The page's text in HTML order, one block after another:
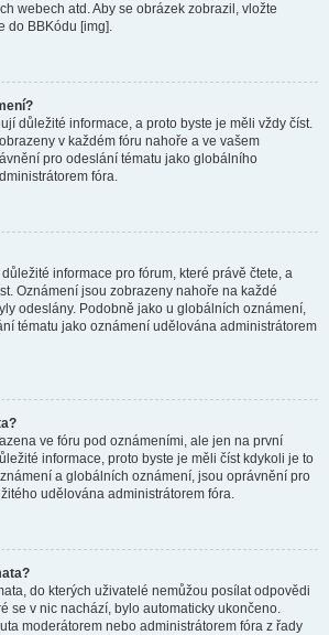
webech atd. Aby se obrázek zobrazil, vložte
do BBKódu [img].
důležité informace, a proto byste je měli vždy číst.
v každém fóru nahoře a ve vašem
pro odeslání tématu jako globálního
fóra.
informace pro fórum, které právě čtete, a
Oznámení jsou zobrazeny nahoře na každé
odeslány. Podobně jako u globálních oznámení,
tématu jako oznámení udělována administrátorem
ve fóru pod oznámeními, ale jen na první
informace, proto byste je měli číst kdykoli je to
a globálních oznámení, jsou oprávnění pro
udělována administrátorem fóra.
do kterých uživatelé nemůžou posílat odpovědi
se v nic nachází, bylo automaticky ukončeno.
moderátorem nebo administrátorem fóra z řady